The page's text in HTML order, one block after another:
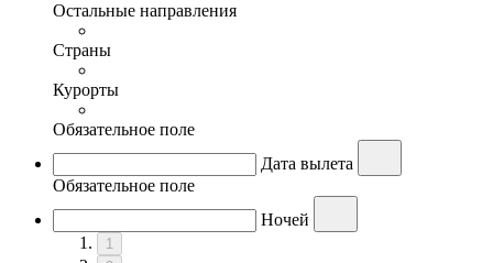
Остальные направления
Страны
Курорты
Обязательное поле
Дата вылета
Обязательное поле
Ночей
1